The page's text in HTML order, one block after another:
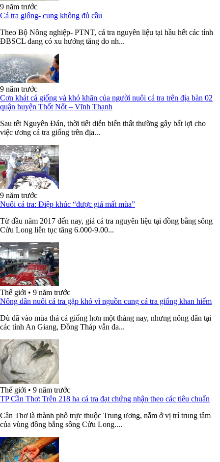
9 năm trước
Cá tra giống- cung không đủ cầu
Theo Bộ Nông nghiệp- PTNT, cá tra nguyên liệu tại hầu hết các tỉnh
ĐBSCL đang có xu hướng tăng do nh...
9 năm trước
Cơn khát cá giống và khó khăn của người nuôi cá tra trên địa bàn 02
quận huyện Thốt Nốt – Vĩnh Thạnh
Sau tết Nguyên Đán, thời tiết diễn biến thất thường gây bất lợi cho
việc ương cá tra giống trên địa...
9 năm trước
Nuôi cá tra: Điệp khúc “được giá mất mùa”
Từ đầu năm 2017 đến nay, giá cá tra nguyên liệu tại đồng bằng sông
Cửu Long liên tục tăng 6.000-9.00...
Thế giới • 9 năm trước
Nông dân nuôi cá tra gặp khó vì nguồn cung cá tra giống khan hiếm
Dù đã vào mùa thả cá giống hơn một tháng nay, nhưng nông dân tại
các tỉnh An Giang, Đồng Tháp vẫn đa...
Thế giới • 9 năm trước
TP Cần Thơ: Trên 218 ha cá tra đạt chứng nhận theo các tiêu chuẩn
Cần Thơ là thành phố trực thuộc Trung ương, nằm ở vị trí trung tâm
của vùng đồng bằng sông Cửu Long....